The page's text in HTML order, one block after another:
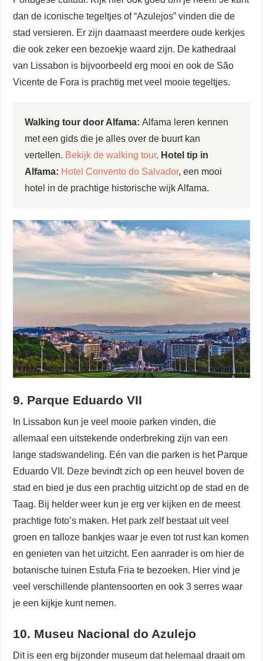
dan de iconische tegeltjes of “Azulejos” vinden die de
stad versieren. Er zijn daarnaast meerdere oude kerkjes
die ook zeker een bezoekje waard zijn. De kathedraal
van Lissabon is bijvoorbeeld erg mooi en ook de São
Vicente de Fora is prachtig met veel mooie tegeltjes.
Walking tour door Alfama:Alfama leren kennen
met een gids die je alles over de buurt kan
vertellen. Bekijk de walking tour. Hotel tip in
Alfama: Hotel Convento do Salvador, een mooi
hotel in de prachtige historische wijk Alfama.
9. Parque Eduardo VII
In Lissabon kun je veel mooie parken vinden, die
allemaal een uitstekende onderbreking zijn van een
lange stadswandeling. Eén van die parken is het Parque
Eduardo VII. Deze bevindt zich op een heuvel boven de
stad en bied je dus een prachtig uitzicht op de stad en de
Taag. Bij helder weer kun je erg ver kijken en de meest
prachtige foto’s maken. Het park zelf bestaat uit veel
groen en talloze bankjes waar je even tot rust kan komen
en genieten van het uitzicht. Een aanrader is om hier de
botanische tuinen Estufa Fria te bezoeken. Hier vind je
veel verschillende plantensoorten en ook 3 serres waar
je een kijkje kunt nemen.
10. Museu Nacional do Azulejo
Dit is een erg bijzonder museum dat helemaal draait om